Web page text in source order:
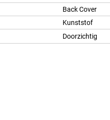
Back Cover
Kunststof
Doorzichtig